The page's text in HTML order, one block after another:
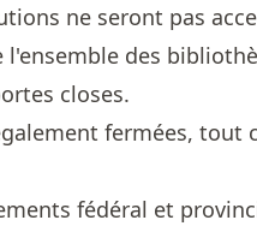
ne seront pas
l'ensemble des
closes.
fermées, tout
fédéral et